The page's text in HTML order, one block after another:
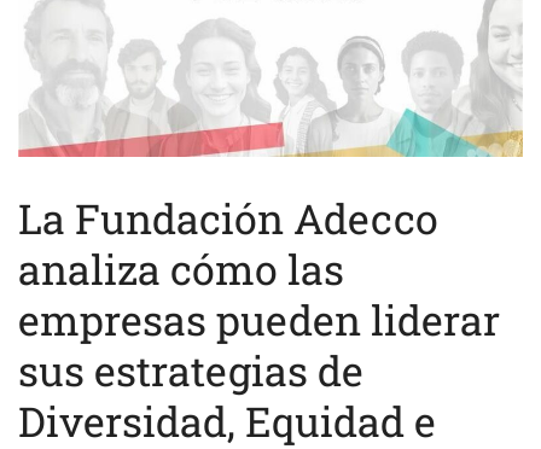
La Fundación Adecco
analiza cómo las
empresas pueden liderar
sus estrategias de
Diversidad, Equidad e